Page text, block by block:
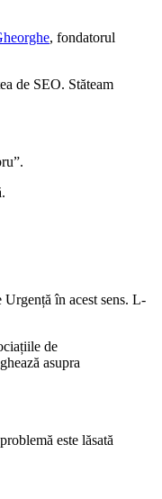
, fondatorul
de SEO. Stăteam
Urgență în acest sens. L-
de
asupra
este lăsată